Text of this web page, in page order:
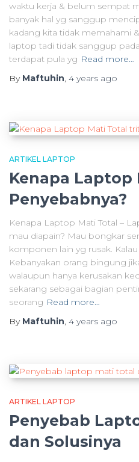
waktu kerja & belum sempat
banyak hal yg sanggup
kadang kita tidak memahami
laptop tadi tidak sanggup
terdapat pula yg Read more…
By Maftuhin, 4 years ago
ARTIKEL LAPTOP
Kenapa Laptop
Penyebabnya?
Kenapa Laptop Mati Total –
mau diapain? Mau bongkar
komponen lain yg rusak. Kalau
Kebanyakan orang bingung
walaupun hanya kerusakan
sekarang sebagai bagian
seorang Read more…
By Maftuhin, 4 years ago
ARTIKEL LAPTOP
Penyebab
dan Solusinya